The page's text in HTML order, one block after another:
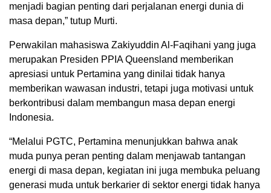
menjadi bagian penting dari perjalanan energi dunia di
masa depan,” tutup Murti.
Perwakilan mahasiswa Zakiyuddin Al-Faqihani yang juga
merupakan Presiden PPIA Queensland memberikan
apresiasi untuk Pertamina yang dinilai tidak hanya
memberikan wawasan industri, tetapi juga motivasi untuk
berkontribusi dalam membangun masa depan energi
Indonesia.
“Melalui PGTC, Pertamina menunjukkan bahwa anak
muda punya peran penting dalam menjawab tantangan
energi di masa depan, kegiatan ini juga membuka peluang
generasi muda untuk berkarier di sektor energi tidak hanya